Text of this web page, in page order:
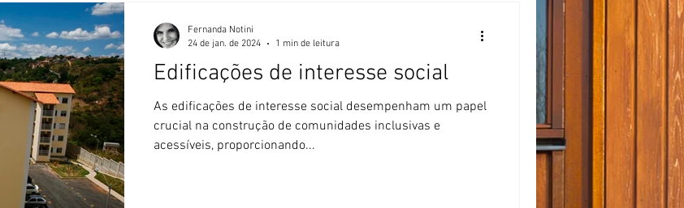
Edificações de interesse social
As edificações de interesse social desempenham um papel
crucial na construção de comunidades inclusivas e
acessíveis, proporcionando...
Fernanda Notini
24 de jan. de 2024
1 min de leitura